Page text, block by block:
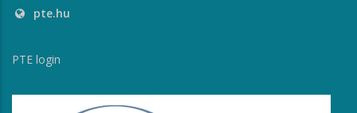
pte.hu
PTE login